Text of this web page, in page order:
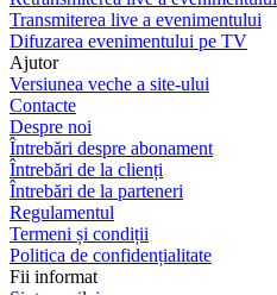
Transmiterea live a evenimentului
Difuzarea evenimentului pe TV
Ajutor
Versiunea veche a site-ului
Contacte
Despre noi
Întrebări despre abonament
Întrebări de la clienți
Întrebări de la parteneri
Regulamentul
Termeni și condiții
Politica de confidențialitate
Fii informat